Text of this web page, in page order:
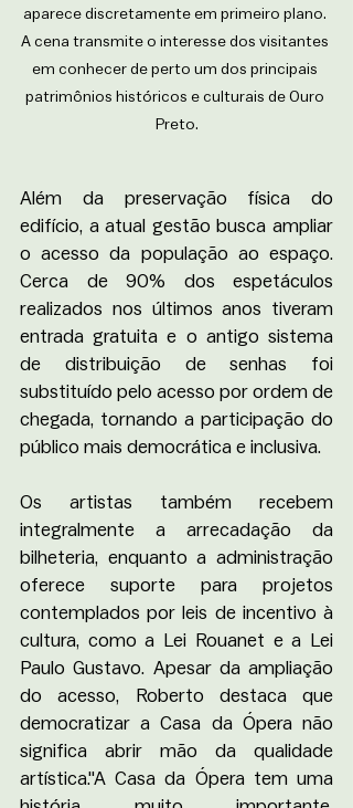
aparece discretamente em primeiro plano.
A cena transmite o interesse dos visitantes
em conhecer de perto um dos principais
patrimônios históricos e culturais de Ouro
Preto.
Além da preservação física do
edifício, a atual gestão busca ampliar
o acesso da população ao espaço.
Cerca de 90% dos espetáculos
realizados nos últimos anos tiveram
entrada gratuita e o antigo sistema
de distribuição de senhas foi
substituído pelo acesso por ordem de
chegada, tornando a participação do
público mais democrática e inclusiva.
Os artistas também recebem
integralmente a arrecadação da
bilheteria, enquanto a administração
oferece suporte para projetos
contemplados por leis de incentivo à
cultura, como a Lei Rouanet e a Lei
Paulo Gustavo. Apesar da ampliação
do acesso, Roberto destaca que
democratizar a Casa da Ópera não
significa abrir mão da qualidade
artística."A Casa da Ópera tem uma